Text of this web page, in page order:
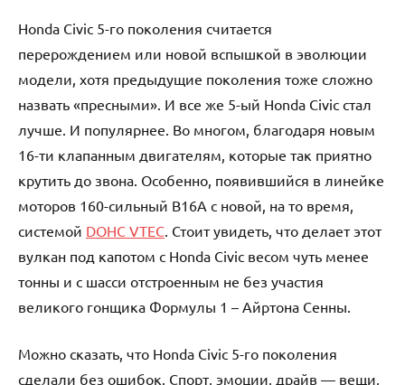
Honda Civic 5-го поколения считается
перерождением или новой вспышкой в эволюции
модели, хотя предыдущие поколения тоже сложно
назвать «пресными». И все же 5-ый Honda Civic стал
лучше. И популярнее. Во многом, благодаря новым
16-ти клапанным двигателям, которые так приятно
крутить до звона. Особенно, появившийся в линейке
моторов 160-сильный B16A c новой, на то время,
системой DOHC VTEC . Стоит увидеть, что делает этот
вулкан под капотом с Honda Civic весом чуть менее
тонны и с шасси отстроенным не без участия
великого гонщика Формулы 1 – Айртона Сенны.
Можно сказать, что Honda Civic 5-го поколения
сделали без ошибок. Спорт, эмоции, драйв — вещи,